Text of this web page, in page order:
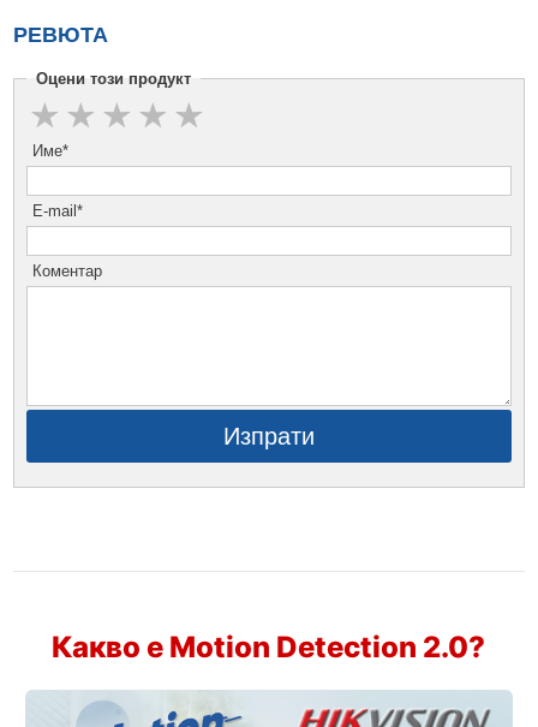
РЕВЮТА
Оцени този продукт
Име*
E-mail*
Коментар
Изпрати
Какво е Motion Detection 2.0?